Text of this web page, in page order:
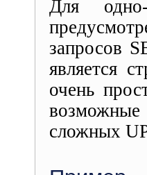
Для
запросов
является
очень
возможные
сложных